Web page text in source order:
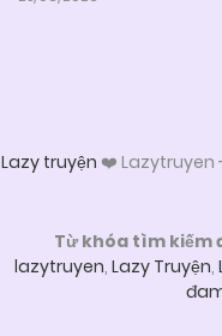
Lazy truyện ❤️ Lazytruyen
Từ khóa tìm kiếm
lazytruyen, Lazy Truyện,